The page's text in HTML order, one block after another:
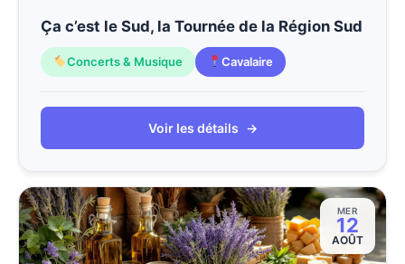
Ça c’est le Sud, la Tournée de la Région Sud
Concerts & Musique Cavalaire
Voir les détails →
MER
12
AOÛT